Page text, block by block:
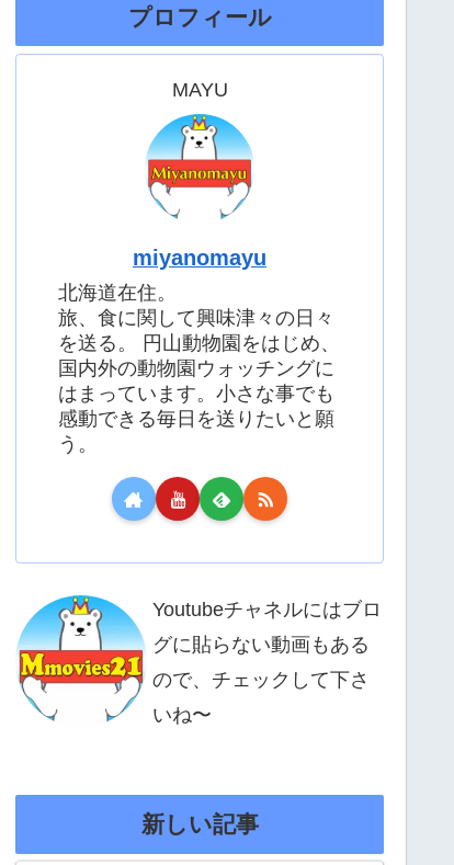
プロフィール
MAYU
miyanomayu
北海道在住。
旅、食に関して興味津々の日々
を送る。 円山動物園をはじめ、
国内外の動物園ウォッチングに
はまっています。小さな事でも
感動できる毎日を送りたいと願
う。
Youtubeチャネルにはブロ
グに貼らない動画もある
ので、チェックして下さ
いね〜
新しい記事